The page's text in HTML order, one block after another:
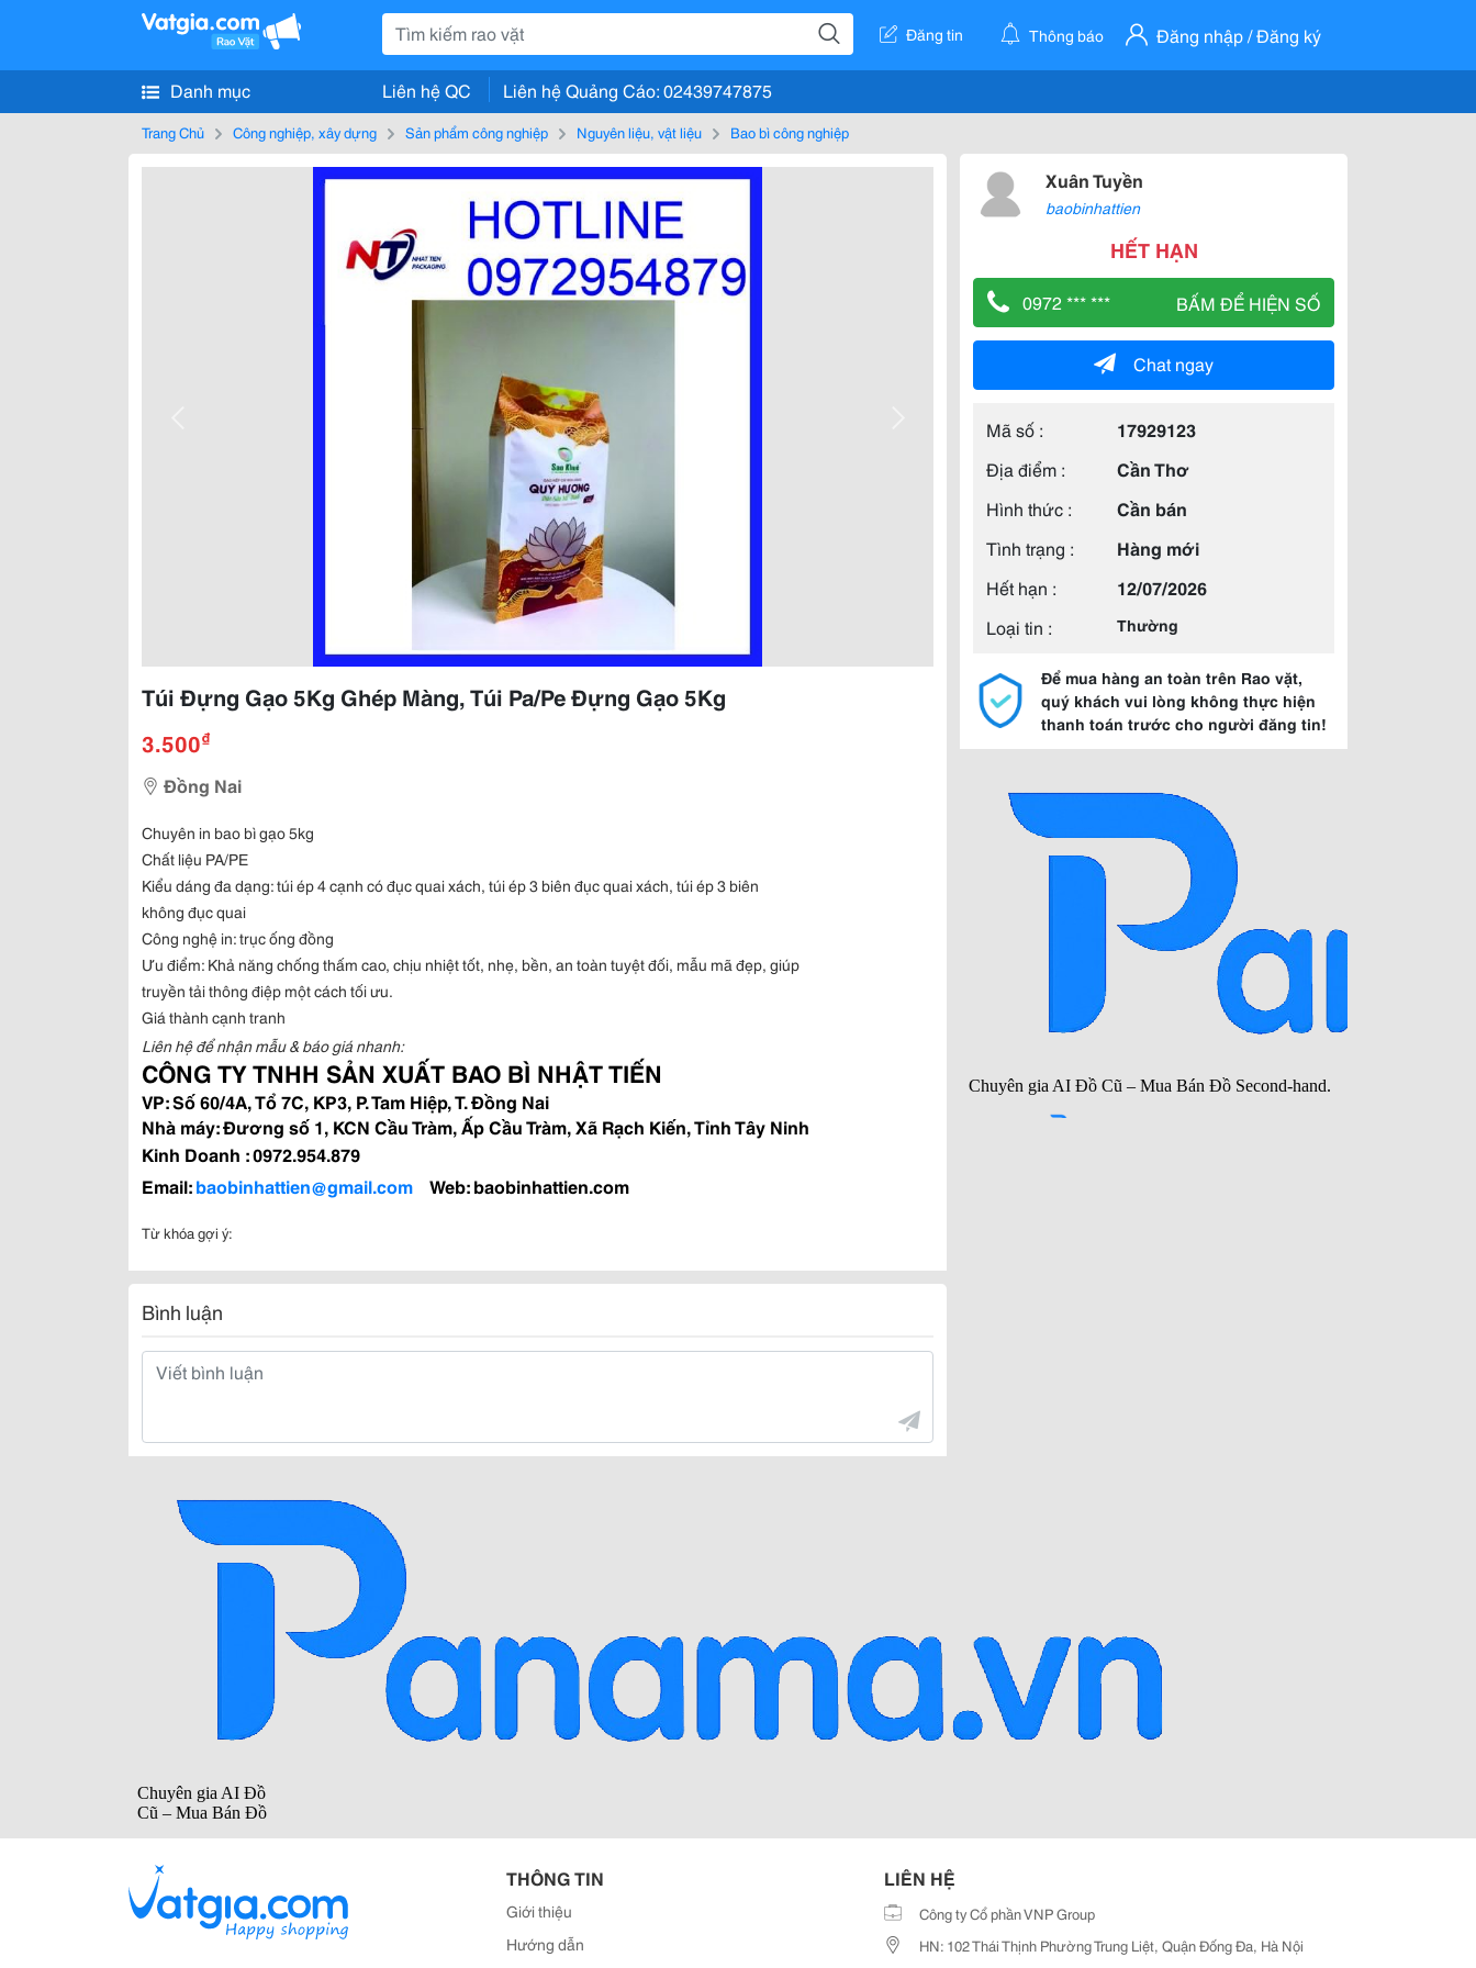
Đăng tin Thông báo Đăng nhập / Đăng ký
Danh mục Liên hệ QC Liên hệ Quảng Cáo: 02439747875
Trang Chủ Công nghiệp, xây dựng Sản phẩm công nghiệp Nguyên liệu, vật liệu Bao bì công nghiệp
Túi Đựng Gạo 5Kg Ghép Màng, Túi Pa/Pe Đựng Gạo 5Kg
3.500₫
Đồng Nai
Chuyên in bao bì gạo 5kg
Chất liệu PA/PE
Kiểu dáng đa dạng: túi ép 4 cạnh có đục quai xách, túi ép 3 biên đục quai xách, túi ép 3 biên
không đục quai
Công nghệ in: trục ống đồng
Ưu điểm: Khả năng chống thấm cao, chịu nhiệt tốt, nhẹ, bền, an toàn tuyệt đối, mẫu mã đẹp, giúp
truyền tải thông điệp một cách tối ưu.
Giá thành cạnh tranh
Liên hệ để nhận mẫu & báo giá nhanh:
CÔNG TY TNHH SẢN XUẤT BAO BÌ NHẬT TIẾN
VP: Số 60/4A, Tổ 7C, KP3, P. Tam Hiệp, T. Đồng Nai
Nhà máy: Đương số 1, KCN Cầu Tràm, Ấp Cầu Tràm, Xã Rạch Kiến, Tỉnh Tây Ninh
Kinh Doanh : 0972.954.879
Email:baobinhattien@gmail.com Web: baobinhattien.com
Từ khóa gợi ý:
Bình luận
Xuân Tuyền
baobinhattien
HẾT HẠN
0972 *** *** BẤM ĐỂ HIỆN SỐ
Chat ngay
Mã số :
17929123
Địa điểm :
Cần Thơ
Hình thức :
Cần bán
Tình trạng :
Hàng mới
Hết hạn :
12/07/2026
Loại tin :
Thường
Để mua hàng an toàn trên Rao vặt,
quý khách vui lòng không thực hiện
thanh toán trước cho người đăng tin!
THÔNG TIN
Giới thiệu
Hướng dẫn
LIÊN HỆ
Công ty Cổ phần VNP Group
HN: 102 Thái Thịnh Phường Trung Liệt, Quận Đống Đa, Hà Nội